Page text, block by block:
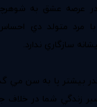
عرصه عشق به
با مرد متولد دي
سازگاري ندارد.
بيشتر پا به سن مي
زندگي شما در